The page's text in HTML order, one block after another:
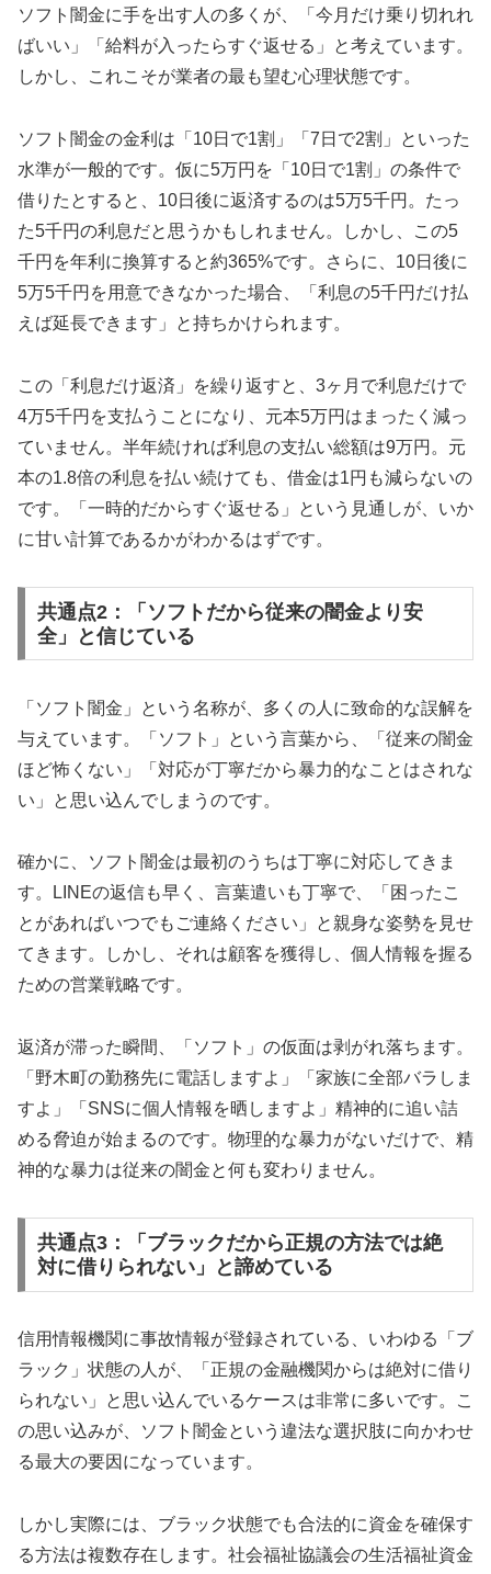
ソフト闇金に手を出す人の多くが、「今月だけ乗り切れれ
ばいい」「給料が入ったらすぐ返せる」と考えています。
しかし、これこそが業者の最も望む心理状態です。
ソフト闇金の金利は「10日で1割」「7日で2割」といった
水準が一般的です。仮に5万円を「10日で1割」の条件で
借りたとすると、10日後に返済するのは5万5千円。たっ
た5千円の利息だと思うかもしれません。しかし、この5
千円を年利に換算すると約365%です。さらに、10日後に
5万5千円を用意できなかった場合、「利息の5千円だけ払
えば延長できます」と持ちかけられます。
この「利息だけ返済」を繰り返すと、3ヶ月で利息だけで
4万5千円を支払うことになり、元本5万円はまったく減っ
ていません。半年続ければ利息の支払い総額は9万円。元
本の1.8倍の利息を払い続けても、借金は1円も減らないの
です。「一時的だからすぐ返せる」という見通しが、いか
に甘い計算であるかがわかるはずです。
共通点2：「ソフトだから従来の闇金より安
全」と信じている
「ソフト闇金」という名称が、多くの人に致命的な誤解を
与えています。「ソフト」という言葉から、「従来の闇金
ほど怖くない」「対応が丁寧だから暴力的なことはされな
い」と思い込んでしまうのです。
確かに、ソフト闇金は最初のうちは丁寧に対応してきま
す。LINEの返信も早く、言葉遣いも丁寧で、「困ったこ
とがあればいつでもご連絡ください」と親身な姿勢を見せ
てきます。しかし、それは顧客を獲得し、個人情報を握る
ための営業戦略です。
返済が滞った瞬間、「ソフト」の仮面は剥がれ落ちます。
「野木町の勤務先に電話しますよ」「家族に全部バラしま
すよ」「SNSに個人情報を晒しますよ」精神的に追い詰
める脅迫が始まるのです。物理的な暴力がないだけで、精
神的な暴力は従来の闇金と何も変わりません。
共通点3：「ブラックだから正規の方法では絶
対に借りられない」と諦めている
信用情報機関に事故情報が登録されている、いわゆる「ブ
ラック」状態の人が、「正規の金融機関からは絶対に借り
られない」と思い込んでいるケースは非常に多いです。こ
の思い込みが、ソフト闇金という違法な選択肢に向かわせ
る最大の要因になっています。
しかし実際には、ブラック状態でも合法的に資金を確保す
る方法は複数存在します。社会福祉協議会の生活福祉資金